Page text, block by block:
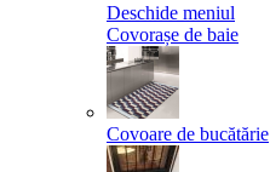
Deschide meniul
Covorașe de baie
Covoare de bucătărie